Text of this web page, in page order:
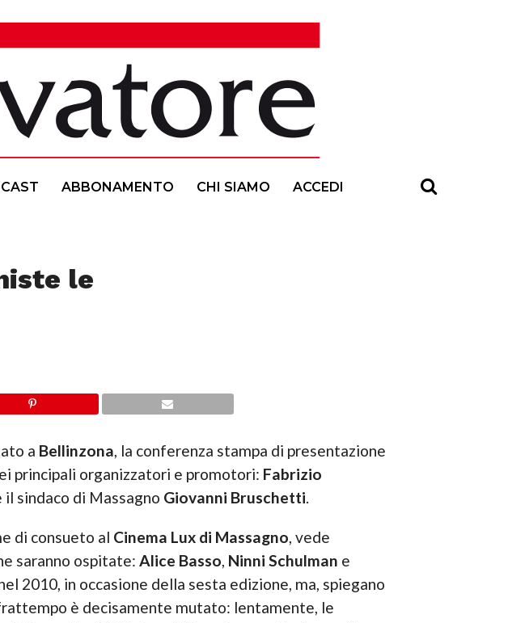
ABBONAMENTO CHI SIAMO ACCEDI
le
a Bellinzona, la conferenza stampa di presentazione
principali organizzatori e promotori: Fabrizio
il sindaco di Massagno Giovanni Bruschetti.
di consueto al Cinema Lux di Massagno, vede
saranno ospitate: Alice Basso, Ninni Schulman e
2010, in occasione della sesta edizione, ma, spiegano
è decisamente mutato: lentamente, le